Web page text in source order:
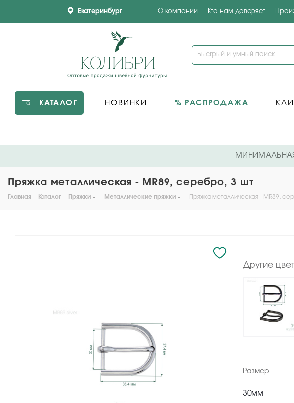
Екатеринбург О компании Кто нам доверяет
КАТАЛОГ НОВИНКИ % РАСПРОДАЖА
Пряжка металлическая - MR89, серебро, 3 шт
Главная - Каталог - Пряжки - Металлические пряжки - Пряжка металлическая - MR89,
Другие
Размер
30мм